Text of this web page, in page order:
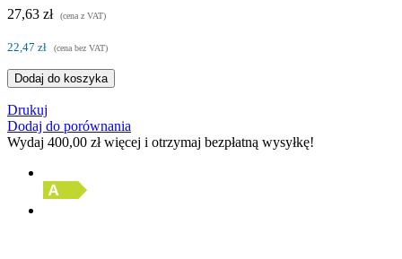
27,63 zł
(cena z VAT)
22,47 zł (cena bez VAT)
Dodaj do koszyka
Drukuj
Dodaj do porównania
Wydaj 400,00 złwięcej i otrzymaj bezpłatną wysyłkę!